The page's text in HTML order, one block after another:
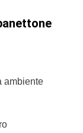
ambiente